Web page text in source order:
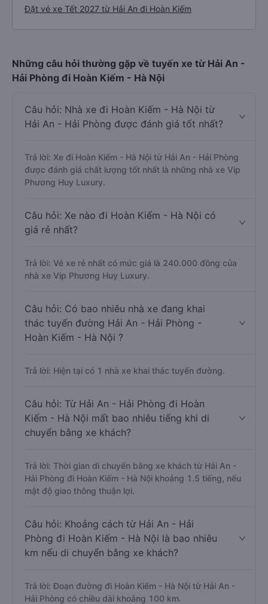
Đặt vé xe Tết 2027 từ Hải An đi Hoàn Kiếm
Những câu hỏi thường gặp về tuyến xe từ Hải An -
Hải Phòng đi Hoàn Kiếm - Hà Nội
Câu hỏi: Nhà xe đi Hoàn Kiếm - Hà Nội từ
Hải An - Hải Phòng được đánh giá tốt nhất?
Trả lời: Xe đi Hoàn Kiếm - Hà Nội từ Hải An - Hải Phòng
được đánh giá chất lượng tốt nhất là những nhà xe Vip
Phương Huy Luxury.
Câu hỏi: Xe nào đi Hoàn Kiếm - Hà Nội có
giá rẻ nhất?
Trả lời: Vé xe rẻ nhất có mức giá là 240.000 đồng của
nhà xe Vip Phương Huy Luxury.
Câu hỏi: Có bao nhiêu nhà xe đang khai
thác tuyến đường Hải An - Hải Phòng -
Hoàn Kiếm - Hà Nội ?
Trả lời: Hiện tại có 1 nhà xe khai thác tuyến đường.
Câu hỏi: Từ Hải An - Hải Phòng đi Hoàn
Kiếm - Hà Nội mất bao nhiêu tiếng khi di
chuyển bằng xe khách?
Trả lời: Thời gian di chuyển bằng xe khách từ Hải An -
Hải Phòng đi Hoàn Kiếm - Hà Nội khoảng 1.5 tiếng, nếu
mật độ giao thông thuận lợi.
Câu hỏi: Khoảng cách từ Hải An - Hải
Phòng đi Hoàn Kiếm - Hà Nội là bao nhiêu
km nếu di chuyển bằng xe khách?
Trả lời: Đoạn đường đi Hoàn Kiếm - Hà Nội từ Hải An -
Hải Phòng có chiều dài khoảng 100 km.